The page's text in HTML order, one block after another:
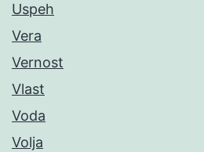
Uspeh
Vera
Vernost
Vlast
Voda
Volja